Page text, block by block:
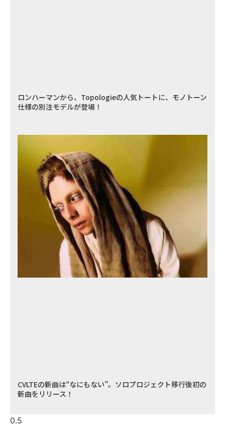
ロンハーマンから、Topologieの人気トートに、モノトーン
仕様の別注モデルが登場！
CVLTEの新曲は“なにもない”。ソロプロジェクト移行後初の
新曲をリリース！